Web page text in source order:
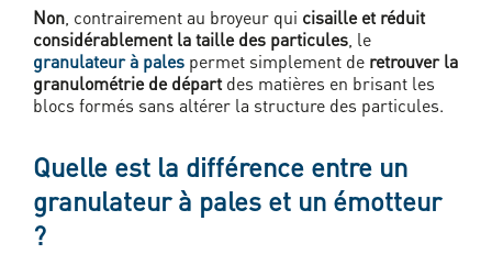
Non, contrairement au broyeur qui cisaille et réduit
considérablement la taille des particules, le
granulateur à pales permet simplement de retrouver la
granulométrie de départdes matières en brisant les
blocs formés sans altérer la structure des particules.
Quelle est la différence entre un
granulateur à pales et un émotteur
?